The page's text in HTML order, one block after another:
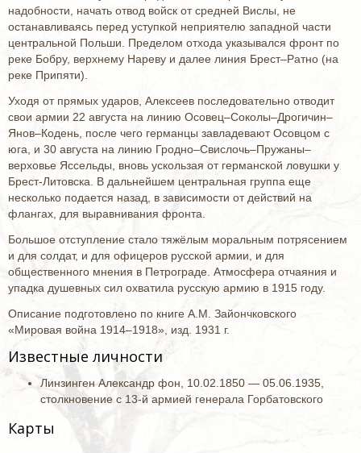
надобности, начать отвод войск от средней Вислы, не
останавливаясь перед уступкой неприятелю западной части
центральной Польши. Пределом отхода указывался фронт по
реке Бобру, верхнему Нареву и далее линия Брест–Ратно (на
реке Припяти).
Уходя от прямых ударов, Алексеев последовательно отводит
свои армии 22 августа на линию Осовец–Соколы–Дрогичин–
Янов–Кодень, после чего германцы завладевают Осовцом с
юга, и 30 августа на линию Гродно–Свислочь–Пружаны–
верховье Яссельды, вновь ускользая от германской ловушки у
Брест-Литовска. В дальнейшем центральная группа еще
несколько подается назад, в зависимости от действий на
флангах, для выравнивания фронта.
Большое отступление стало тяжёлым моральным потрясением
и для солдат, и для офицеров русской армии, и для
общественного мнения в Петрограде. Атмосфера отчаяния и
упадка душевных сил охватила русскую армию в 1915 году.
Описание подготовлено по книге А.М. Зайончковского
«Мировая война 1914–1918», изд. 1931 г.
Известные личности
Линзинген Александр фон, 10.02.1850 — 05.06.1935,
столкновение с 13-й армией генерала Горбатовского
Карты